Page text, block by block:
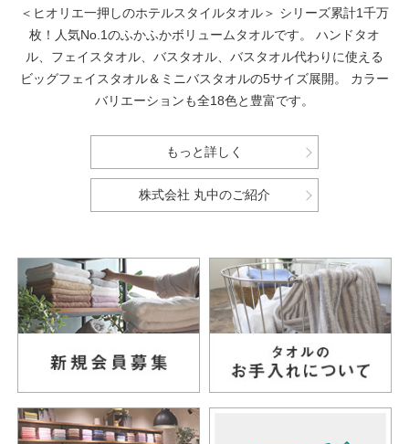
＜ヒオリエ一押しのホテルスタイルタオル＞ シリーズ累計1千万
枚！人気No.1のふかふかボリュームタオルです。
ハンドタオ
ル、フェイスタオル、バスタオル、バスタオル代わりに使える
ビッグフェイスタオル＆ミニバスタオルの5サイズ展開。
カラー
バリエーションも全18色と豊富です。
もっと詳しく
株式会社 丸中のご紹介